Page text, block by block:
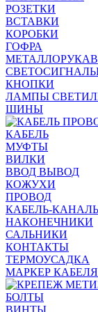
РОЗЕТКИ
ВСТАВКИ
КОРОБКИ
ГОФРА
МЕТАЛЛОРУКАВ
КНОПКИ
ЛАМПЫ
ШИНЫ
КАБЕЛЬ
МУФТЫ
ВИЛКИ
ВВОД ВЫВОД
КОЖУХИ
ПРОВОД
КАБЕЛЬ-
НАКОНЕЧНИКИ
САЛЬНИКИ
КОНТАКТЫ
ТЕРМОУСАДКА
МАРКЕР
БОЛТЫ
ВИНТЫ